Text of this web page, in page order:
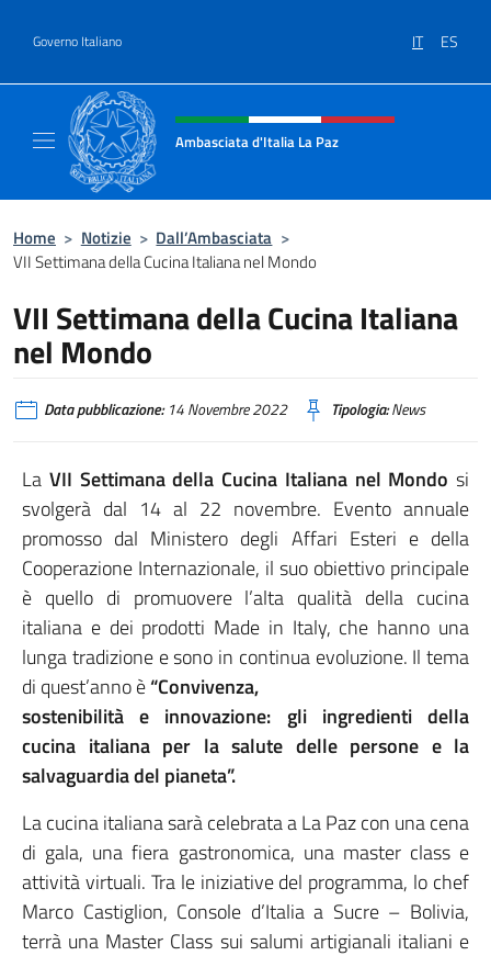
Governo Italiano IT ES
Intestazione sito, social e menù
Ambasciata d'Italia La Paz
Home > Notizie > Dall’Ambasciata >
VII Settimana della Cucina Italiana nel Mondo
VII Settimana della Cucina Italiana
nel Mondo
Data pubblicazione:14 Novembre 2022 Tipologia:News
La VII Settimana della Cucina Italiana nel Mondo si
svolgerà dal 14 al 22 novembre. Evento annuale
promosso dal Ministero degli Affari Esteri e della
Cooperazione Internazionale, il suo obiettivo principale
è quello di promuovere l’alta qualità della cucina
italiana e dei prodotti Made in Italy, che hanno una
lunga tradizione e sono in continua evoluzione. Il tema
di quest’anno è“Convivenza,
sostenibilità e innovazione: gli ingredienti della
cucina italiana per la salute delle persone e la
salvaguardia del pianeta”.
La cucina italiana sarà celebrata a La Paz con una cena
di gala, una fiera gastronomica, una master class e
attività virtuali. Tra le iniziative del programma, lo chef
Marco Castiglion, Console d’Italia a Sucre – Bolivia,
terrà una Master Class sui salumi artigianali italiani e